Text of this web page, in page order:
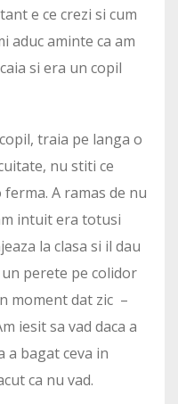
e ce crezi si cum
aduc aminte ca am
si era un copil
traia pe langa o
nu stiti ce
A ramas de nu
intuit era totusi
la clasa si il dau
perete pe colidor
moment dat zic –
iesit sa vad daca a
a bagat ceva in
ca nu vad.